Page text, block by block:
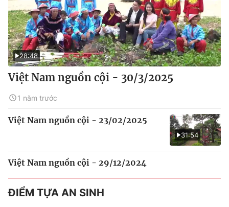
28:48
Việt Nam nguồn cội - 30/3/2025
1 năm trước
31:54
Việt Nam nguồn cội - 23/02/2025
Việt Nam nguồn cội - 29/12/2024
ĐIỂM TỰA AN SINH